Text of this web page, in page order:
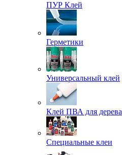
ПУР Клей
Герметики
Универсальный клей
Клей ПВА для дерева
Специальные клеи